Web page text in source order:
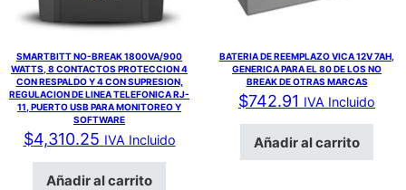
SMARTBITT NO-BREAK 1800VA/900
WATTS, 8 CONTACTOS PROTECCION 4
CON RESPALDO Y 4 CON SUPRESION,
REGULACION DE LINEA TELEFONICA RJ-
11, PUERTO USB PARA MONITOREO Y
SOFTWARE
$4,310.25 IVA Incluido
Añadir al carrito
BATERIA DE REEMPLAZO VICA 12V 7AH,
GENERICA PARA EL 80 DE LOS NO
BREAK DE OTRAS MARCAS
$742.91 IVA Incluido
Añadir al carrito